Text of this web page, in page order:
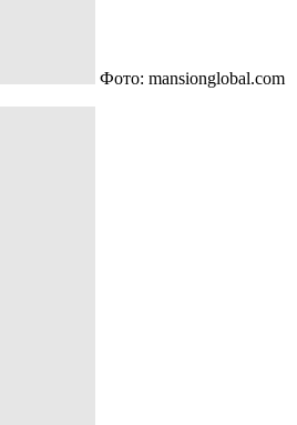
Фото: mansionglobal.com